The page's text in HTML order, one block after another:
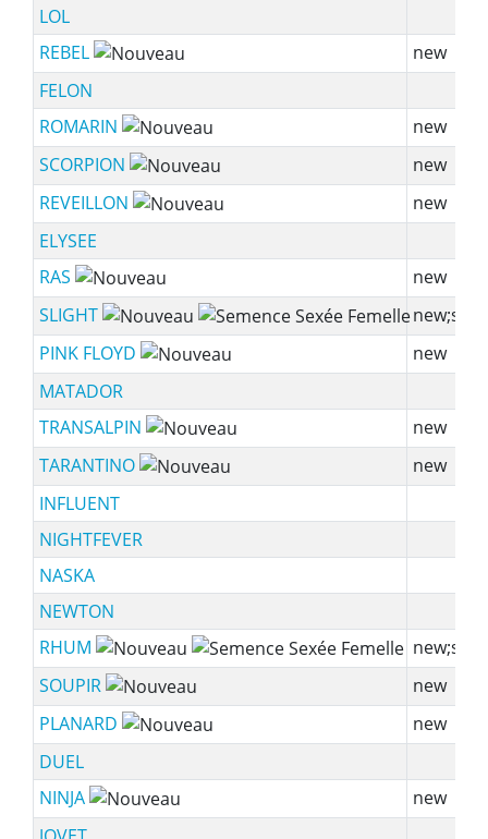
LOL
REBEL
new
FELON
ROMARIN
new
SCORPION
new
REVEILLON
new
ELYSEE
RAS
new
SLIGHT
new;ssf
PINK FLOYD
new
MATADOR
TRANSALPIN
new
TARANTINO
new
INFLUENT
NIGHTFEVER
NASKA
NEWTON
RHUM
new;ssf
SOUPIR
new
PLANARD
new
DUEL
NINJA
new